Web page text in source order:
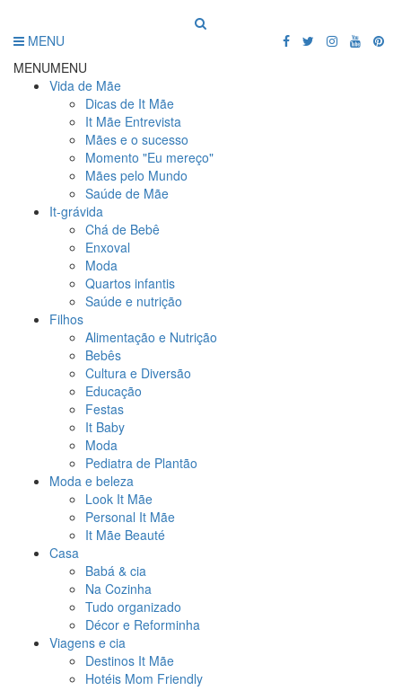
MENU
MENUMENU
Vida de Mãe
Dicas de It Mãe
It Mãe Entrevista
Mães e o sucesso
Momento "Eu mereço"
Mães pelo Mundo
Saúde de Mãe
It-grávida
Chá de Bebê
Enxoval
Moda
Quartos infantis
Saúde e nutrição
Filhos
Alimentação e Nutrição
Bebês
Cultura e Diversão
Educação
Festas
It Baby
Moda
Pediatra de Plantão
Moda e beleza
Look It Mãe
Personal It Mãe
It Mãe Beauté
Casa
Babá & cia
Na Cozinha
Tudo organizado
Décor e Reforminha
Viagens e cia
Destinos It Mãe
Hotéis Mom Friendly